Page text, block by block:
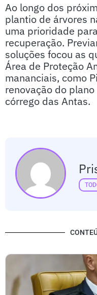
Ao longo dos
plantio de árvores
uma prioridade
recuperação.
soluções focou as
Área de Proteção
mananciais, como
renovação do
córrego das Antas.